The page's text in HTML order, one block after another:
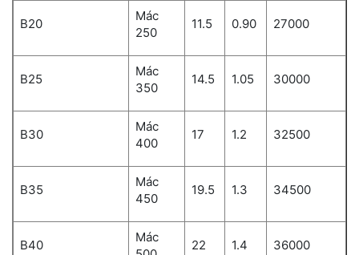
B20
Mác
250
11.5 0.90 27000
B25
Mác
350
14.5 1.05 30000
B30
Mác
400
17 1.2 32500
B35
Mác
450
19.5 1.3 34500
B40
Mác
22 1.4 36000